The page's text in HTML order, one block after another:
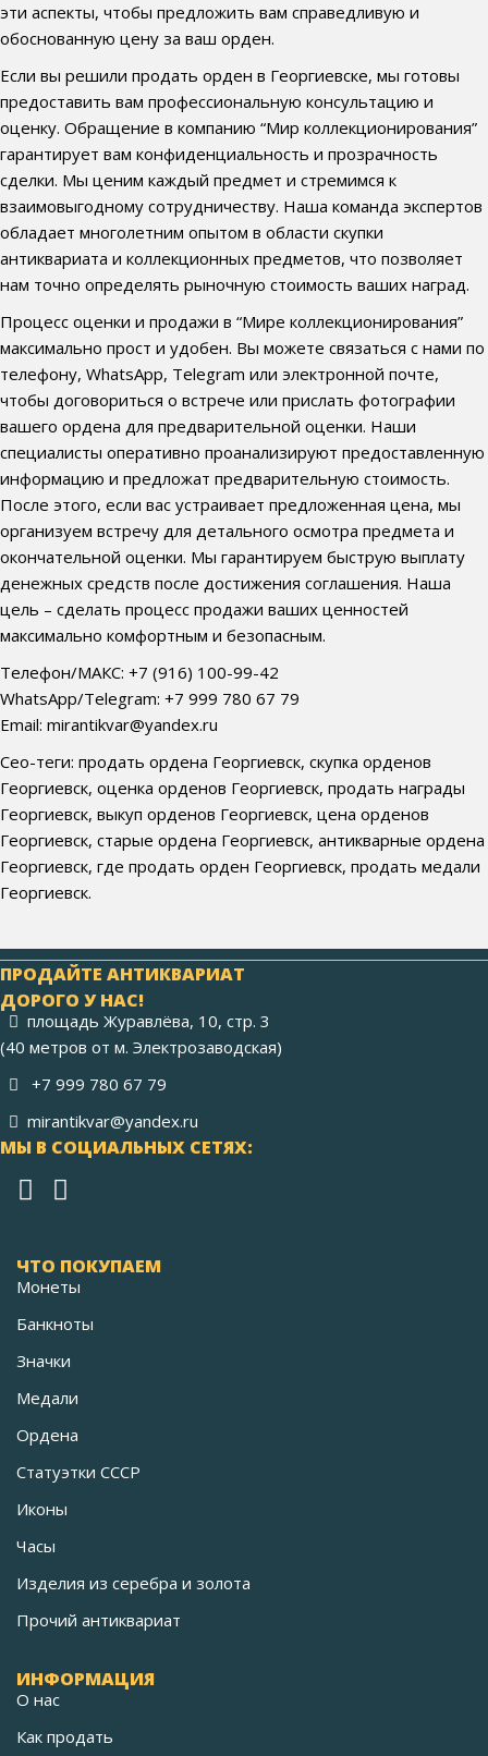
эти аспекты, чтобы предложить вам справедливую и
обоснованную цену за ваш орден.
Если вы решили продать орден в Георгиевске, мы готовы
предоставить вам профессиональную консультацию и
оценку. Обращение в компанию “Мир коллекционирования”
гарантирует вам конфиденциальность и прозрачность
сделки. Мы ценим каждый предмет и стремимся к
взаимовыгодному сотрудничеству. Наша команда экспертов
обладает многолетним опытом в области скупки
антиквариата и коллекционных предметов, что позволяет
нам точно определять рыночную стоимость ваших наград.
Процесс оценки и продажи в “Мире коллекционирования”
максимально прост и удобен. Вы можете связаться с нами по
телефону, WhatsApp, Telegram или электронной почте,
чтобы договориться о встрече или прислать фотографии
вашего ордена для предварительной оценки. Наши
специалисты оперативно проанализируют предоставленную
информацию и предложат предварительную стоимость.
После этого, если вас устраивает предложенная цена, мы
организуем встречу для детального осмотра предмета и
окончательной оценки. Мы гарантируем быструю выплату
денежных средств после достижения соглашения. Наша
цель – сделать процесс продажи ваших ценностей
максимально комфортным и безопасным.
Телефон/МАКС: +7 (916) 100-99-42
WhatsApp/Telegram: +7 999 780 67 79
Email: mirantikvar@yandex.ru
Сео-теги: продать ордена Георгиевск, скупка орденов
Георгиевск, оценка орденов Георгиевск, продать награды
Георгиевск, выкуп орденов Георгиевск, цена орденов
Георгиевск, старые ордена Георгиевск, антикварные ордена
Георгиевск, где продать орден Георгиевск, продать медали
Георгиевск.
ПРОДАЙТЕ АНТИКВАРИАТ
ДОРОГО У НАС!
площадь Журавлёва, 10, стр. 3
(40 метров от м. Электрозаводская)
+7 999 780 67 79
mirantikvar@yandex.ru
МЫ В СОЦИАЛЬНЫХ СЕТЯХ:
ЧТО ПОКУПАЕМ
Монеты
Банкноты
Значки
Медали
Ордена
Статуэтки СССР
Иконы
Часы
Изделия из серебра и золота
Прочий антиквариат
ИНФОРМАЦИЯ
О нас
Как продать